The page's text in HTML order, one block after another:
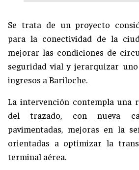
Se trata de un proyecto
para la conectividad de la
mejorar las condiciones de
seguridad vial y jerarquizar
ingresos a Bariloche.
La intervención contempla una
del trazado, con nueva
pavimentadas, mejoras en la
orientadas a optimizar la
terminal aérea.